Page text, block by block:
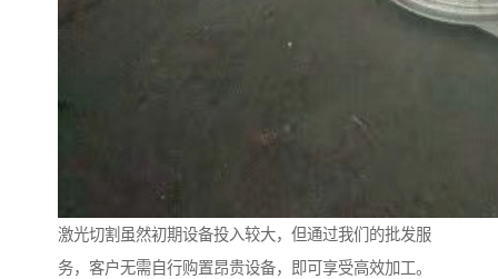
激光切割虽然初期设备投入较大，但通过我们的批发服
务，客户无需自行购置昂贵设备，即可享受高效加工。